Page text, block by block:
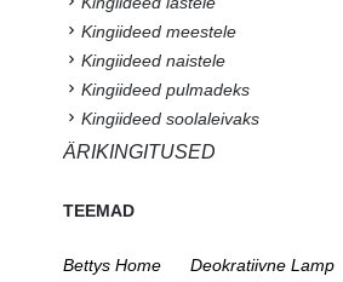
Kingiideed meestele
Kingiideed naistele
Kingiideed pulmadeks
Kingiideed soolaleivaks
ÄRIKINGITUSED
TEEMAD
Bettys Home
Deokratiivne Lamp